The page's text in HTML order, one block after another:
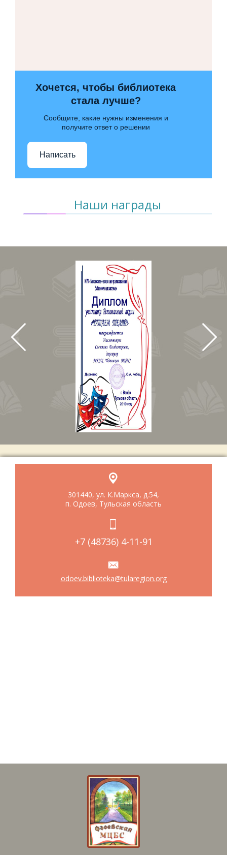
Хочется, чтобы библиотека
стала лучше?
Сообщите, какие нужны изменения и
получите ответ о решении
Написать
Наши награды
301440, ул. К.Маркса, д.54,
п. Одоев, Тульская область
+7 (48736) 4-11-91
odoev.biblioteka@tularegion.org